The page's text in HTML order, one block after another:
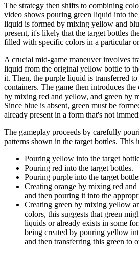
The strategy then shifts to combining
video shows pouring green liquid into
liquid is formed by mixing yellow and
present, it's likely that the target bottles
filled with specific colors in a particular
A crucial mid-game maneuver involves
liquid from the original yellow bottle to
it. Then, the purple liquid is transferred to
containers. The game then introduces
by mixing red and yellow, and green by
Since blue is absent, green must be
already present in a form that's not
The gameplay proceeds by carefully
patterns shown in the target bottles. This
Pouring yellow into the target
Pouring red into the target bottles.
Pouring purple into the target
Creating orange by mixing red
and then pouring it into the
Creating green by mixing yellow
colors, this suggests that green
liquids or already exists in some
being created by pouring yellow
and then transferring this green to